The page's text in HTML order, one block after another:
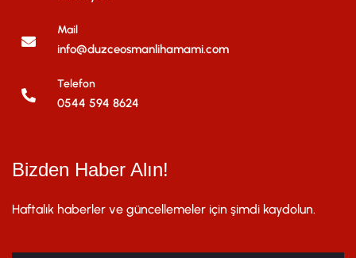
Mail
info@duzceosmanlihamami.com
Telefon
0544 594 8624
Bizden Haber Alın!
Haftalık haberler ve güncellemeler için şimdi kaydolun.